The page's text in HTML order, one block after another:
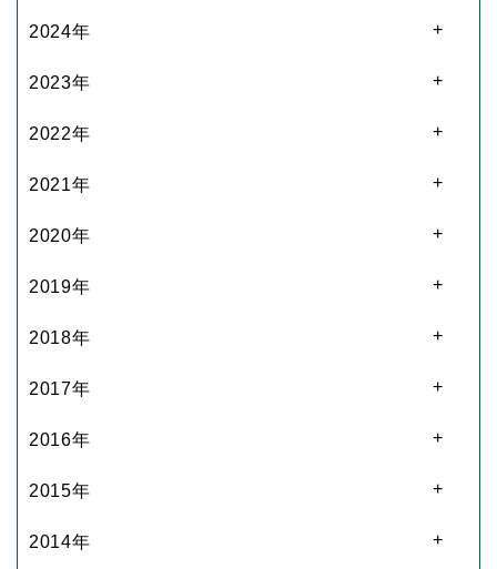
2024年
2023年
2022年
2021年
2020年
2019年
2018年
2017年
2016年
2015年
2014年